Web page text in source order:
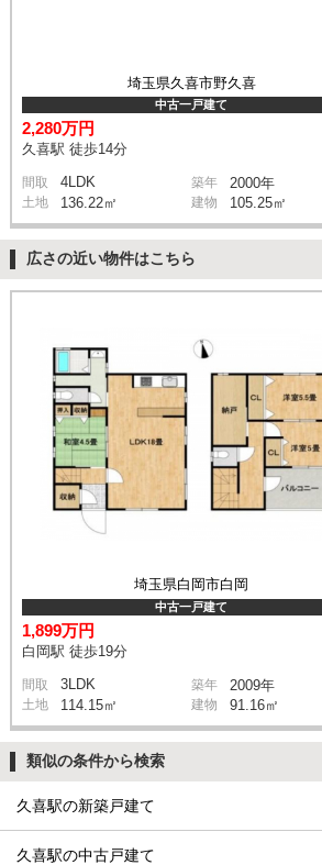
埼玉県久喜市野久喜
中古一戸建て
2,280万円
久喜駅 徒歩14分
間取 4LDK 築年 2000年
土地 136.22㎡ 建物 105.25㎡
広さの近い物件はこちら
埼玉県白岡市白岡
中古一戸建て
1,899万円
白岡駅 徒歩19分
間取 3LDK 築年 2009年
土地 114.15㎡ 建物 91.16㎡
類似の条件から検索
久喜駅の新築戸建て
久喜駅の中古戸建て